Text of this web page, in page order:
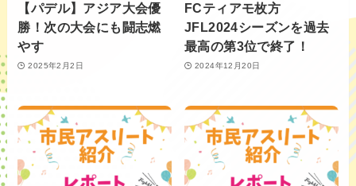
【パデル】アジア大会優
勝！次の大会にも闘志燃
やす
2025年2月2日
FCティアモ枚方
JFL2024シーズンを過去
最高の第3位で終了！
2024年12月20日